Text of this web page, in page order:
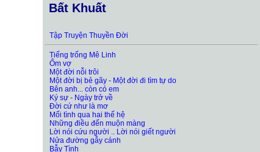
Bất Khuất
Tập Truyện Thuyền Đời
Tiếng trống Mê Linh
Ốm vợ
Một đời nỗi trôi
Một đời bị bẻ gãy - Một đời đi tìm tự do
Bên anh... còn có em
Ký sự - Ngày trở về
Đời cứ như là mơ
Mối tình qua hai thế hệ
Những điều đến muộn màng
Lời nói cứu người .. Lời nói giết người
Nửa đường gẫy cánh
Bẫy Tình